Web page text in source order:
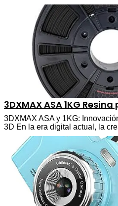
3DXMAX ASA 1KG
3DXMAX ASA y 1KG:
3D En la era digital actual, la